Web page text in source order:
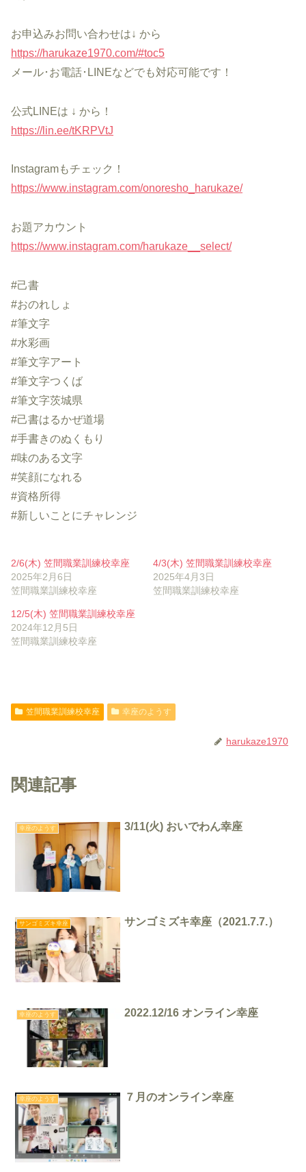
お申込みお問い合わせは↓ から
https://harukaze1970.com/#toc5
メール･お電話･LINEなどでも対応可能です！
公式LINEは ↓ から！
https://lin.ee/tKRPVtJ
Instagramもチェック！
https://www.instagram.com/onoresho_harukaze/
お題アカウント
https://www.instagram.com/harukaze__select/
#己書
#おのれしょ
#筆文字
#水彩画
#筆文字アート
#筆文字つくば
#筆文字茨城県
#己書はるかぜ道場
#手書きのぬくもり
#味のある文字
#笑顔になれる
#資格所得
#新しいことにチャレンジ
2/6(木) 笠間職業訓練校幸座
2025年2月6日
笠間職業訓練校幸座
4/3(木) 笠間職業訓練校幸座
2025年4月3日
笠間職業訓練校幸座
12/5(木) 笠間職業訓練校幸座
2024年12月5日
笠間職業訓練校幸座
笠間職業訓練校幸座 幸座のようす
harukaze1970
関連記事
幸座のようす 3/11(火) おいでわん幸座
サンゴミズキ幸座 サンゴミズキ幸座（2021.7.7.）
幸座のようす 2022.12/16 オンライン幸座
幸座のようす ７月のオンライン幸座